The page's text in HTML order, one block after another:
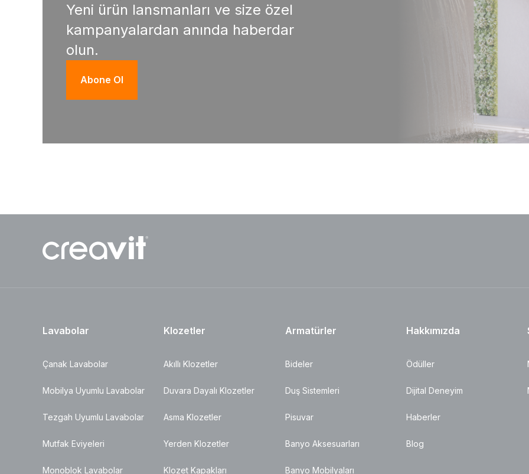
Yeni ürün lansmanları ve size özel
kampanyalardan anında haberdar
olun.
Abone Ol
Lavabolar
Çanak Lavabolar
Mobilya Uyumlu Lavabolar
Tezgah Uyumlu Lavabolar
Mutfak Eviyeleri
Monoblok Lavabolar
Klozetler
Akıllı Klozetler
Duvara Dayalı Klozetler
Asma Klozetler
Yerden Klozetler
Klozet Kapakları
Armatürler
Bideler
Duş Sistemleri
Pisuvar
Banyo Aksesuarları
Banyo Mobilyaları
Hakkımızda
Ödüller
Dijital Deneyim
Haberler
Blog